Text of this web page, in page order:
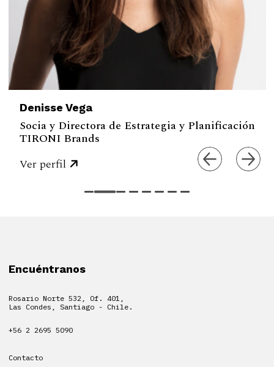
Denisse Vega
Socia y Directora de Estrategia y Planificación
TIRONI Brands
Ver perfil
Encuéntranos
Rosario Norte 532, Of. 401,
Las Condes, Santiago - Chile.
+56 2 2695 5090
Contacto